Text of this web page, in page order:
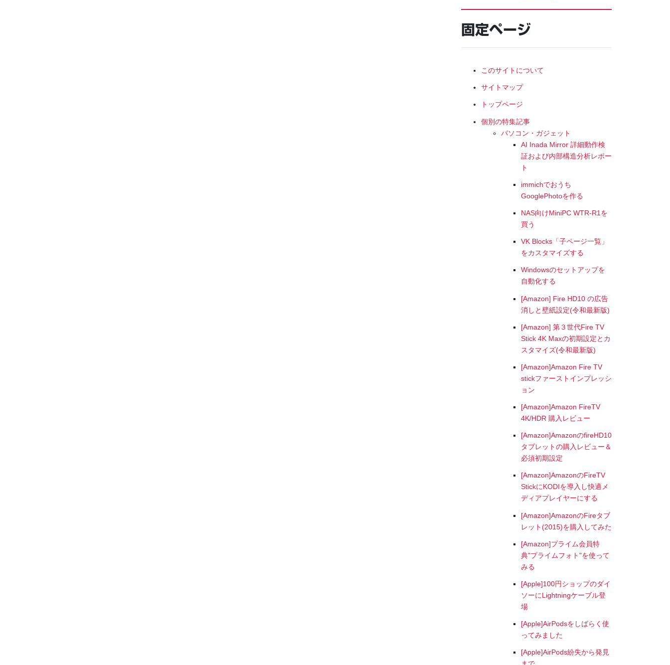
固定ページ
このサイトについて
サイトマップ
トップページ
個別の特集記事
パソコン・ガジェット
AI Inada Mirror 詳細動作検
証および内部構造分析レポー
ト
immichでおうち
GooglePhotoを作る
NAS向けMiniPC WTR-R1を
買う
VK Blocks「子ページ一覧」
をカスタマイズする
Windowsのセットアップを
自動化する
[Amazon] Fire HD10 の広告
消しと壁紙設定(令和最新版)
[Amazon] 第３世代Fire TV
Stick 4K Maxの初期設定とカ
スタマイズ(令和最新版)
[Amazon]Amazon Fire TV
stickファーストインプレッシ
ョン
[Amazon]Amazon FireTV
4K/HDR 購入レビュー
[Amazon]AmazonのfireHD10
タブレットの購入レビュー＆
必須初期設定
[Amazon]AmazonのFireTV
StickにKODIを導入し快適メ
ディアプレイヤーにする
[Amazon]AmazonのFireタブ
レット(2015)を購入してみた
[Amazon]プライム会員特
典"プライムフォト"を使って
みる
[Apple]100円ショップのダイ
ソーにLightningケーブル登
場
[Apple]AirPodsをしばらく使
ってみました
[Apple]AirPods紛失から発見